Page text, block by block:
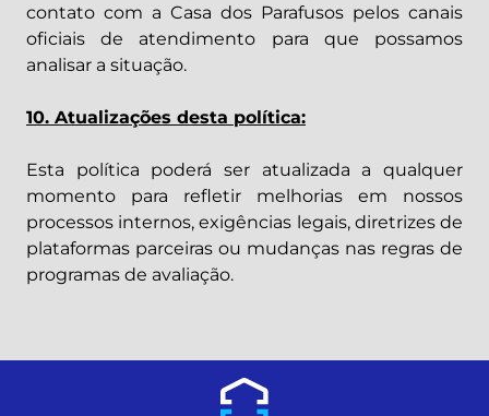
contato com a Casa dos Parafusos pelos canais
oficiais de atendimento para que possamos
analisar a situação.
10. Atualizações desta política:
Esta política poderá ser atualizada a qualquer
momento para refletir melhorias em nossos
processos internos, exigências legais, diretrizes de
plataformas parceiras ou mudanças nas regras de
programas de avaliação.